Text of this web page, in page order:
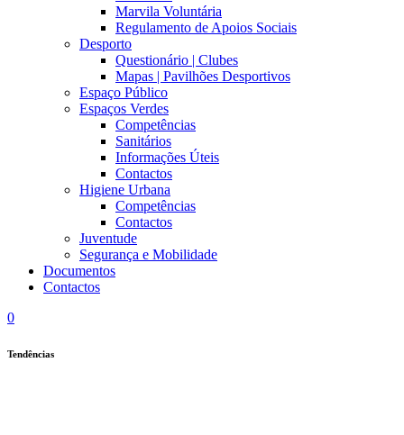
Marvila Voluntária
Regulamento de Apoios Sociais
Desporto
Questionário | Clubes
Mapas | Pavilhões Desportivos
Espaço Público
Espaços Verdes
Competências
Sanitários
Informações Úteis
Contactos
Higiene Urbana
Competências
Contactos
Juventude
Segurança e Mobilidade
Documentos
Contactos
0
Tendências